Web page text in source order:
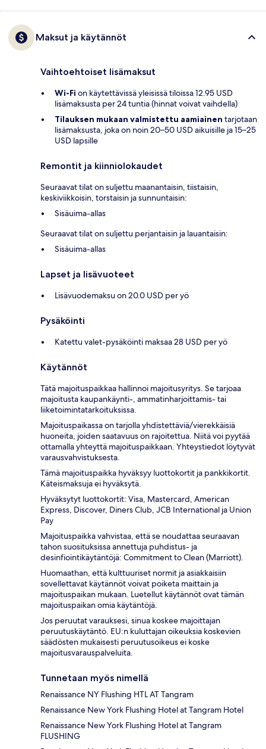
Maksut ja käytännöt
Vaihtoehtoiset lisämaksut
Wi-Fi on käytettävissä yleisissä tiloissa 12.95 USD
lisämaksusta per 24 tuntia (hinnat voivat vaihdella)
Tilauksen mukaan valmistettu aamiainen tarjotaan
lisämaksusta, joka on noin 20–50 USD aikuisille ja 15–25
USD lapsille
Remontit ja kiinniolokaudet
Seuraavat tilat on suljettu maanantaisin, tiistaisin,
keskiviikkoisin, torstaisin ja sunnuntaisin:
Sisäuima-allas
Seuraavat tilat on suljettu perjantaisin ja lauantaisin:
Sisäuima-allas
Lapset ja lisävuoteet
Lisävuodemaksu on 20.0 USD per yö
Pysäköinti
Katettu valet-pysäköinti maksaa 28 USD per yö
Käytännöt
Tätä majoituspaikkaa hallinnoi majoitusyritys. Se tarjoaa
majoitusta kaupankäynti-, ammatinharjoittamis- tai
liiketoimintatarkoituksissa.
Majoituspaikassa on tarjolla yhdistettäviä/vierekkäisiä
huoneita, joiden saatavuus on rajoitettua. Niitä voi pyytää
ottamalla yhteyttä majoituspaikkaan. Yhteystiedot löytyvät
varausvahvistuksesta.
Tämä majoituspaikka hyväksyy luottokortit ja pankkikortit.
Käteismaksuja ei hyväksytä.
Hyväksytyt luottokortit: Visa, Mastercard, American
Express, Discover, Diners Club, JCB International ja Union
Pay
Majoituspaikka vahvistaa, että se noudattaa seuraavan
tahon suosituksissa annettuja puhdistus- ja
desinfiointikäytäntöjä: Commitment to Clean (Marriott).
Huomaathan, että kulttuuriset normit ja asiakkaisiin
sovellettavat käytännöt voivat poiketa maittain ja
majoituspaikan mukaan. Luetellut käytännöt ovat tämän
majoituspaikan omia käytäntöjä.
Jos peruutat varauksesi, sinua koskee majoittajan
peruutuskäytäntö. EU:n kuluttajan oikeuksia koskevien
säädösten mukaisesti peruutusoikeus ei koske
majoitusvarauspalveluita.
Tunnetaan myös nimellä
Renaissance NY Flushing HTL AT Tangram
Renaissance New York Flushing Hotel at Tangram Hotel
Renaissance New York Flushing Hotel at Tangram
FLUSHING